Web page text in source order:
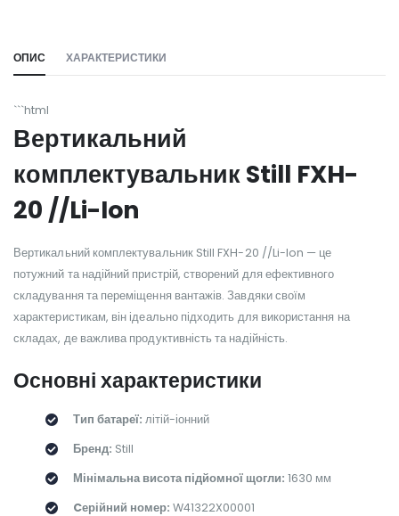
ОПИС ХАРАКТЕРИСТИКИ
```html
Вертикальний
комплектувальник Still FXH-
20 //Li-Ion
Вертикальний комплектувальник Still FXH-20 //Li-Ion — це
потужний та надійний пристрій, створений для ефективного
складування та переміщення вантажів. Завдяки своїм
характеристикам, він ідеально підходить для використання на
складах, де важлива продуктивність та надійність.
Основні характеристики
Тип батареї: літій-іонний
Бренд: Still
Мінімальна висота підйомної щогли: 1630 мм
Cерійний номер: W41322X00001